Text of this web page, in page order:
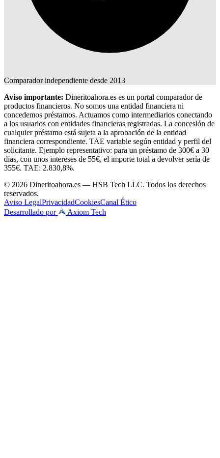
Comparador independiente desde 2013
Aviso importante: Dineritoahora.es es un portal comparador de
productos financieros. No somos una entidad financiera ni
concedemos préstamos. Actuamos como intermediarios conectando
a los usuarios con entidades financieras registradas. La concesión de
cualquier préstamo está sujeta a la aprobación de la entidad
financiera correspondiente. TAE variable según entidad y perfil del
solicitante. Ejemplo representativo: para un préstamo de 300€ a 30
días, con unos intereses de 55€, el importe total a devolver sería de
355€. TAE: 2.830,8%.
© 2026 Dineritoahora.es — HSB Tech LLC. Todos los derechos
reservados.
Aviso LegalPrivacidadCookiesCanal Ético
Desarrollado por
Axiom Tech